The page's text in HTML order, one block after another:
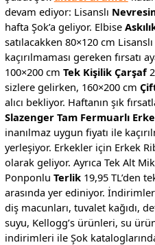
devam ediyor: Lisanslı
hafta Şok’a geliyor. Elbise
satılacakken 80×120 cm Lisanslı
kaçırılmaması gereken fırsatı
100×200 cm Tek Kişilik Çarşaf
sizlere gelirken, 160×200 cm
alıcı bekliyor. Haftanın şık
Slazenger Tam Fermuarlı
inanılmaz uygun fiyatı ile
yerleşiyor. Erkekler için Erkek
olarak geliyor. Ayrıca Tek Alt
Ponponlu Terlik19,95 TL’den
arasında yer ediniyor.
diş macunları, tuvalet kağıdı,
suyu, Kellogg’s ürünleri, su
indirimleri ile Şok